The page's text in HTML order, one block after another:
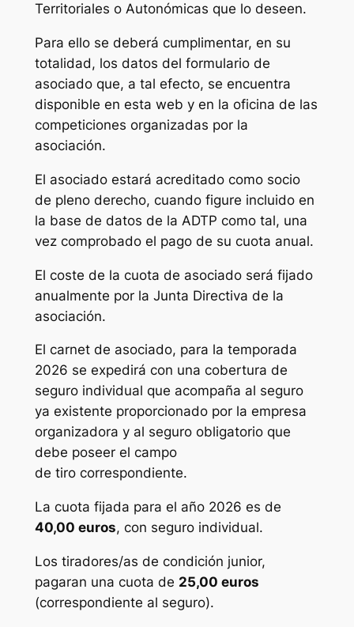
Territoriales o Autonómicas que lo deseen.
Para ello se deberá cumplimentar, en su
totalidad, los datos del formulario de
asociado que, a tal efecto, se encuentra
disponible en esta web y en la oficina de las
competiciones organizadas por la
asociación.
El asociado estará acreditado como socio
de pleno derecho, cuando figure incluido en
la base de datos de la ADTP como tal, una
vez comprobado el pago de su cuota anual.
El coste de la cuota de asociado será fijado
anualmente por la Junta Directiva de la
asociación.
El carnet de asociado, para la temporada
2026 se expedirá con una cobertura de
seguro individual que acompaña al seguro
ya existente proporcionado por la empresa
organizadora y al seguro obligatorio que
debe poseer el campo
de tiro correspondiente.
La cuota fijada para el año 2026 es de
40,00 euros, con seguro individual.
Los tiradores/as de condición junior,
pagaran una cuota de 25,00 euros
(correspondiente al seguro).